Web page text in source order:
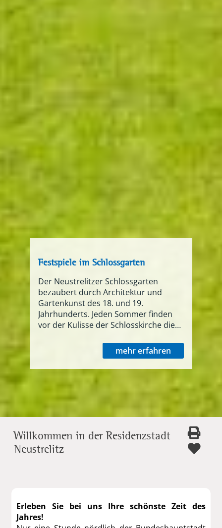
Festspiele im Schlossgarten
Der Neustrelitzer Schlossgarten
bezaubert durch Architektur und
Gartenkunst des 18. und 19.
Jahrhunderts. Jeden Sommer finden
vor der Kulisse der Schlosskirche die
Festspiele im Schlossgarten mit
opulenten Operetten statt, die
tausende Besucher anziehen.
mehr erfahren
Willkommen in der Residenzstadt
Neustrelitz
Erleben Sie bei uns Ihre schönste Zeit des
Jahres!